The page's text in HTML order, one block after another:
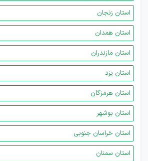
استان زنجان
استان همدان
استان مازندران
استان یزد
استان هرمزگان
استان بوشهر
استان خراسان جنوبی
استان سمنان